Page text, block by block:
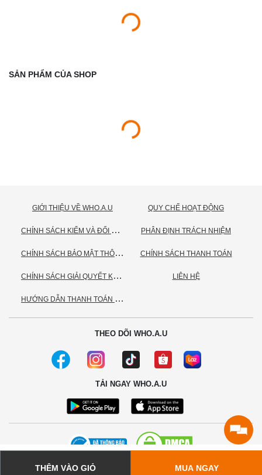
SẢN PHẨM CỦA SHOP
THÊM VÀO GIỎ MUA NGAY
GIỚI THIỆU VỀ WHO.A.U
C
HÍNH SÁCH KIỂM VÀ ĐỔI TRẢ HÀNG
C
HÍNH SÁCH BẢO MẬT THÔNG TIN CÁ NHÂN
C
HÍNH SÁCH GIẢI QUYẾT KHIẾU NẠI
H
ƯỚNG DẪN THANH TOÁN VNPAY
QUY CHẾ HOẠT ĐỘNG
PHÂN ĐỊNH TRÁCH NHIỆM
CHÍNH SÁCH THANH TOÁN
LIÊN HỆ
THEO DÕI WHO.A.U
TẢI NGAY WHO.A.U
© 2020 - Bản quyền thuộc về Công ty TNHH TC Commerce